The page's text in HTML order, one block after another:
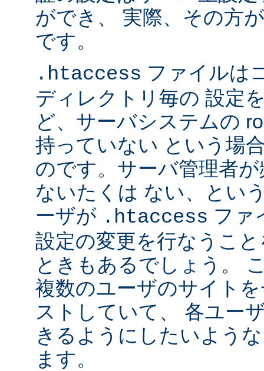
ができ、 実際、その方
です。
.htaccess ファイルは
ディレクトリ毎の 設定
ど、サーバシステムの
持っていない という場
のです。サーバ管理者
ないたくは ない、とい
ーザが .htaccess ファ
設定の変更を行なうこ
ときもあるでしょう。
複数のユーザのサイト
ストしていて、 各ユー
きるようにしたいよう
ます。